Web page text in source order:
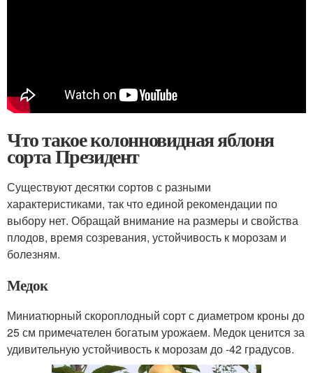
Что такое колонновидная яблоня
сорта Президент
Существуют десятки сортов с разными
характеристиками, так что единой рекомендации по
выбору нет. Обращай внимание на размеры и свойства
плодов, время созревания, устойчивость к морозам и
болезням.
Медок
Миниатюрный скороплодный сорт с диаметром кроны до
25 см примечателен богатым урожаем. Медок ценится за
удивительную устойчивость к морозам до -42 градусов.